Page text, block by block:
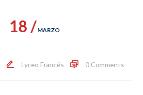
18 / MARZO
Lyceo Francés 0 Comments